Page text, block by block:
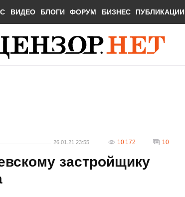
ВИДЕО БЛОГИ ФОРУМ БИЗНЕС ПУБЛИКАЦИИ
26.01.21 23:55 10 172 10
застройщику